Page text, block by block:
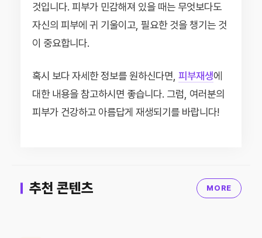
것입니다. 피부가 민감해져 있을 때는 무엇보다도
자신의 피부에 귀 기울이고, 필요한 것을 챙기는 것
이 중요합니다.
혹시 보다 자세한 정보를 원하신다면, 피부재생에
대한 내용을 참고하시면 좋습니다. 그럼, 여러분의
피부가 건강하고 아름답게 재생되기를 바랍니다!
추천 콘텐츠 MORE